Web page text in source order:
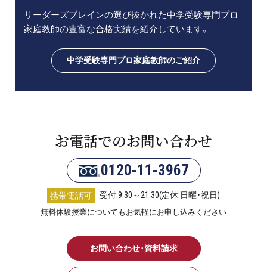
リーダーズブレインの選び抜かれた中学受験専門プロ
家庭教師の豊富な合格実績を紹介しています。
中学受験専門プロ家庭教師のご紹介
お電話でのお問い合わせ
0120-11-3967
携帯電話可 受付:9:30～21:30(定休:日曜・祝日)
無料体験授業についてもお気軽にお申し込みください
お問い合わせ・資料請求